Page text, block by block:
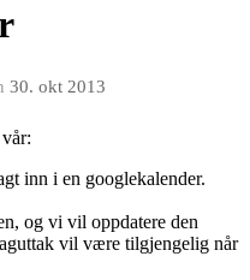
30. okt 2013
inn i en googlekalender.
og vi vil oppdatere den
vil være tilgjengelig når